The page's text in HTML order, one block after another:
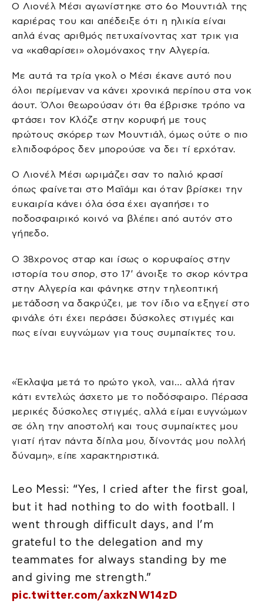
Ο Λιονέλ Μέσι αγωνίστηκε στο 6ο Μουντιάλ της
καριέρας του και απέδειξε ότι η ηλικία είναι
απλά ένας αριθμός πετυχαίνοντας χατ τρικ για
να «καθαρίσει» ολομόναχος την Αλγερία.
Με αυτά τα τρία γκολ ο Μέσι έκανε αυτό που
όλοι περίμεναν να κάνει χρονικά περίπου στα νοκ
άουτ. ΌΛοι θεωρούσαν ότι θα έβρισκε τρόπο να
φτάσει τον Κλόζε στην κορυφή με τους
πρώτους σκόρερ των Μουντιάλ, όμως ούτε ο πιο
ελπιδοφόρος δεν μπορούσε να δει τί ερχόταν.
Ο Λιονέλ Μέσι ωριμάζει σαν το παλιό κρασί
όπως φαίνεται στο Μαϊάμι και όταν βρίσκει την
ευκαιρία κάνει όλα όσα έχει αγαπήσει το
ποδοσφαιρικό κοινό να βλέπει από αυτόν στο
γήπεδο.
Ο 38χρονος σταρ και ίσως ο κορυφαίος στην
ιστορία του σπορ, στο 17′ άνοιξε το σκορ κόντρα
στην Αλγερία και φάνηκε στην τηλεοπτική
μετάδοση να δακρύζει, με τον ίδιο να εξηγεί στο
φινάλε ότι έχει περάσει δύσκολες στιγμές και
πως είναι ευγνώμων για τους συμπαίκτες του.
«Έκλαψα μετά το πρώτο γκολ, ναι… αλλά ήταν
κάτι εντελώς άσχετο με το ποδόσφαιρο. Πέρασα
μερικές δύσκολες στιγμές, αλλά είμαι ευγνώμων
σε όλη την αποστολή και τους συμπαίκτες μου
γιατί ήταν πάντα δίπλα μου, δίνοντάς μου πολλή
δύναμη», είπε χαρακτηριστικά.
Leo Messi: “Yes, I cried after the first goal,
but it had nothing to do with football. I
went through difficult days, and I’m
grateful to the delegation and my
teammates for always standing by me
and giving me strength.”
pic.twitter.com/axkzNW14zD